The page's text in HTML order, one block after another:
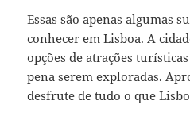
Essas são apenas algumas
conhecer em Lisboa. A
opções de atrações
pena serem exploradas.
desfrute de tudo o que